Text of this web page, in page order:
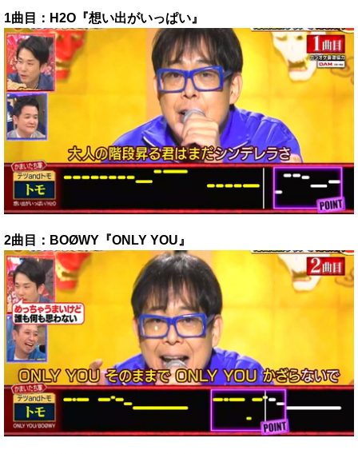
1曲目：H2O『想い出がいっぱい』
2曲目：BOØWY『ONLY YOU』